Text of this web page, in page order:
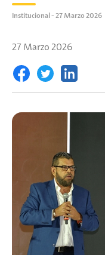
Institucional - 27 Marzo 2026
27 Marzo 2026